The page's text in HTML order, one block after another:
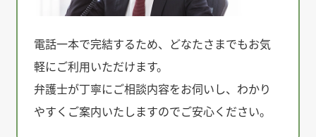
電話一本で完結するため、どなたさまでもお気
軽にご利用いただけます。
弁護士が丁寧にご相談内容をお伺いし、わかり
やすくご案内いたしますのでご安心ください。